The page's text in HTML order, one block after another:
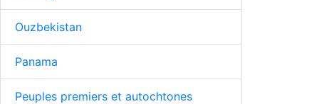
Ouzbekistan
Panama
Peuples premiers et autochtones